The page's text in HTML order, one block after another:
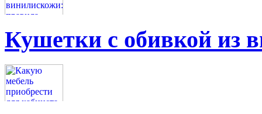
Кушетки с обивкой из